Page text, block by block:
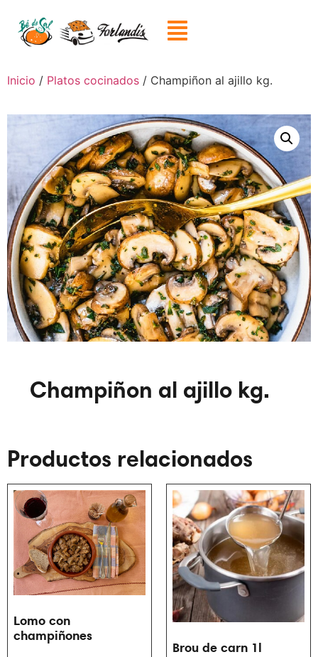
Inicio / Platos cocinados / Champiñon al ajillo kg.
Champiñon al ajillo kg.
Productos relacionados
Lomo con
champiñones
Brou de carn 1l